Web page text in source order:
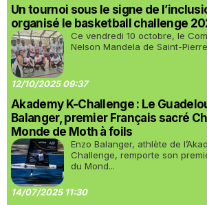
Un tournoi sous le signe de
organisé le basketball challenge
Ce vendredi 10 octobre, le
Nelson Mandela de Saint-
12/10/2025 09:37
Akademy K-Challenge : Le
Balanger, premier Français sacré
Monde de Moth à foils
Enzo Balanger, athlète de
Challenge, remporte son
du Mond...
14/07/2025 11:30